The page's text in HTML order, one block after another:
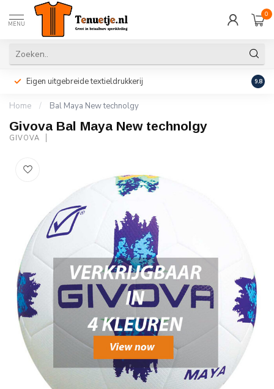
MENU
0
Eigen uitgebreide textieldrukkerij 9.8
Home / Bal Maya New technolgy
Givova Bal Maya New technolgy
GIVOVA